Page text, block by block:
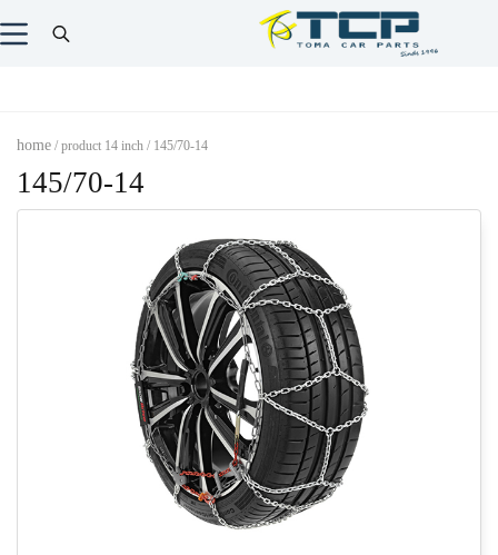
home / product 14 inch / 145/70-14
145/70-14